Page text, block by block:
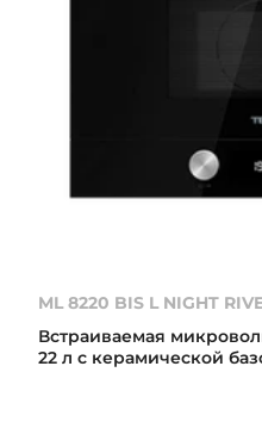
ML 8220 BIS L NIGHT
Встраиваемая
22 л с керамической